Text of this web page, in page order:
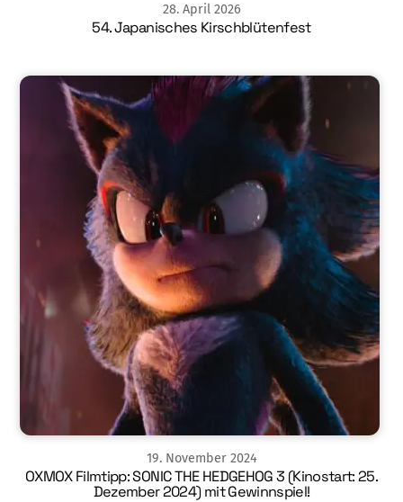
28. April 2026
54. Japanisches Kirschblütenfest
19. November 2024
OXMOX Filmtipp: SONIC THE HEDGEHOG 3 (Kinostart: 25.
Dezember 2024) mit Gewinnspiel!